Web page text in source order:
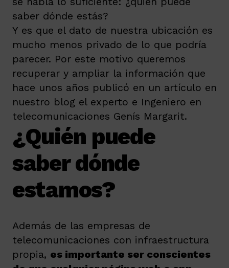
saber dónde estás?
Y es que el dato de nuestra ubicación es
mucho menos privado de lo que podría
parecer. Por este motivo queremos
recuperar y ampliar la información que
hace unos años publicó en un artículo en
nuestro blog el experto e Ingeniero en
telecomunicaciones Genís Margarit.
¿Quién puede
saber dónde
estamos?
Además de las empresas de
telecomunicaciones con infraestructura
propia, es importante ser conscientes